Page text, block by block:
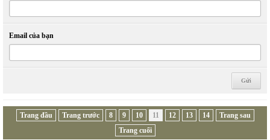
Email của bạn
Trang đầu Trang trước 8 9 10 11 12 13 14
Trang sau
Trang cuối